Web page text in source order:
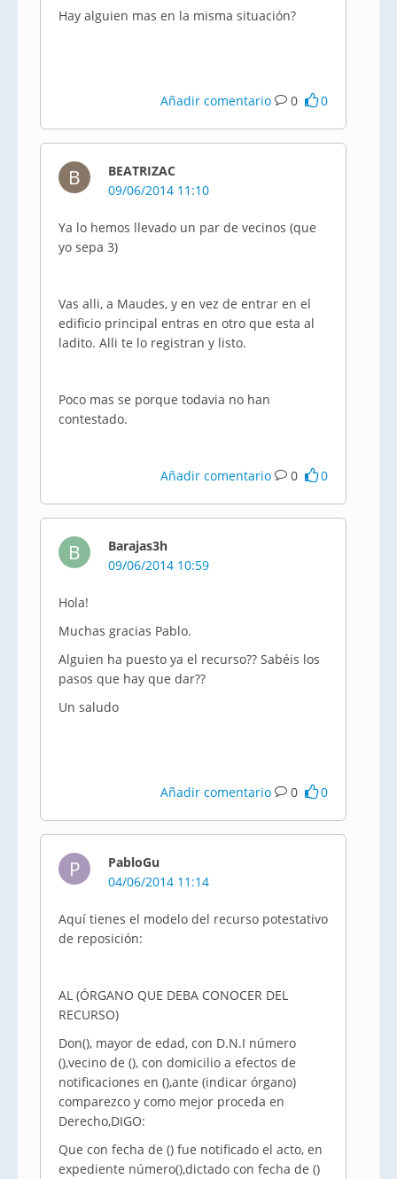
Hay alguien mas en la misma situación?
Añadir comentario 0 0
B
BEATRIZAC
09/06/2014 11:10
Ya lo hemos llevado un par de vecinos (que
yo sepa 3)
Vas alli, a Maudes, y en vez de entrar en el
edificio principal entras en otro que esta al
ladito. Alli te lo registran y listo.
Poco mas se porque todavia no han
contestado.
Añadir comentario 0 0
B
Barajas3h
09/06/2014 10:59
Hola!
Muchas gracias Pablo.
Alguien ha puesto ya el recurso?? Sabéis los
pasos que hay que dar??
Un saludo
Añadir comentario 0 0
P
PabloGu
04/06/2014 11:14
Aquí tienes el modelo del recurso potestativo
de reposición:
AL (ÓRGANO QUE DEBA CONOCER DEL
RECURSO)
Don(), mayor de edad, con D.N.I número
(),vecino de (), con domicilio a efectos de
notificaciones en (),ante (indicar órgano)
comparezco y como mejor proceda en
Derecho,DIGO:
Que con fecha de () fue notificado el acto, en
expediente número(),dictado con fecha de ()